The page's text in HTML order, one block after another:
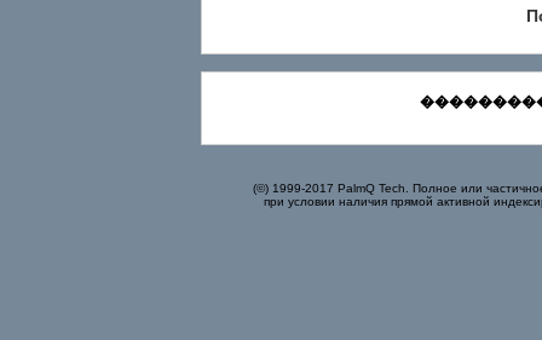
(©) 1999-2017 PalmQ Tech. Полное или
при условии наличия прямой активной